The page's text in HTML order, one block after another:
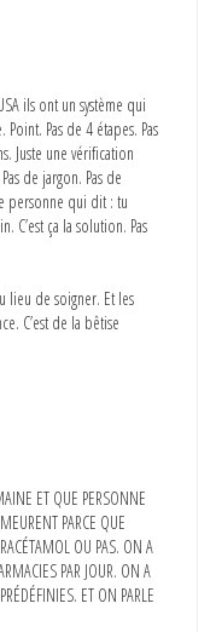
ils ont un système qui
Pas de 4 étapes. Pas
Juste une vérification
de jargon. Pas de
personne qui dit : tu
C’est ça la solution. Pas
lieu de soigner. Et les
C’est de la bêtise
ET QUE PERSONNE
PARCE QUE
OU PAS. ON A
PAR JOUR. ON A
ET ON PARLE